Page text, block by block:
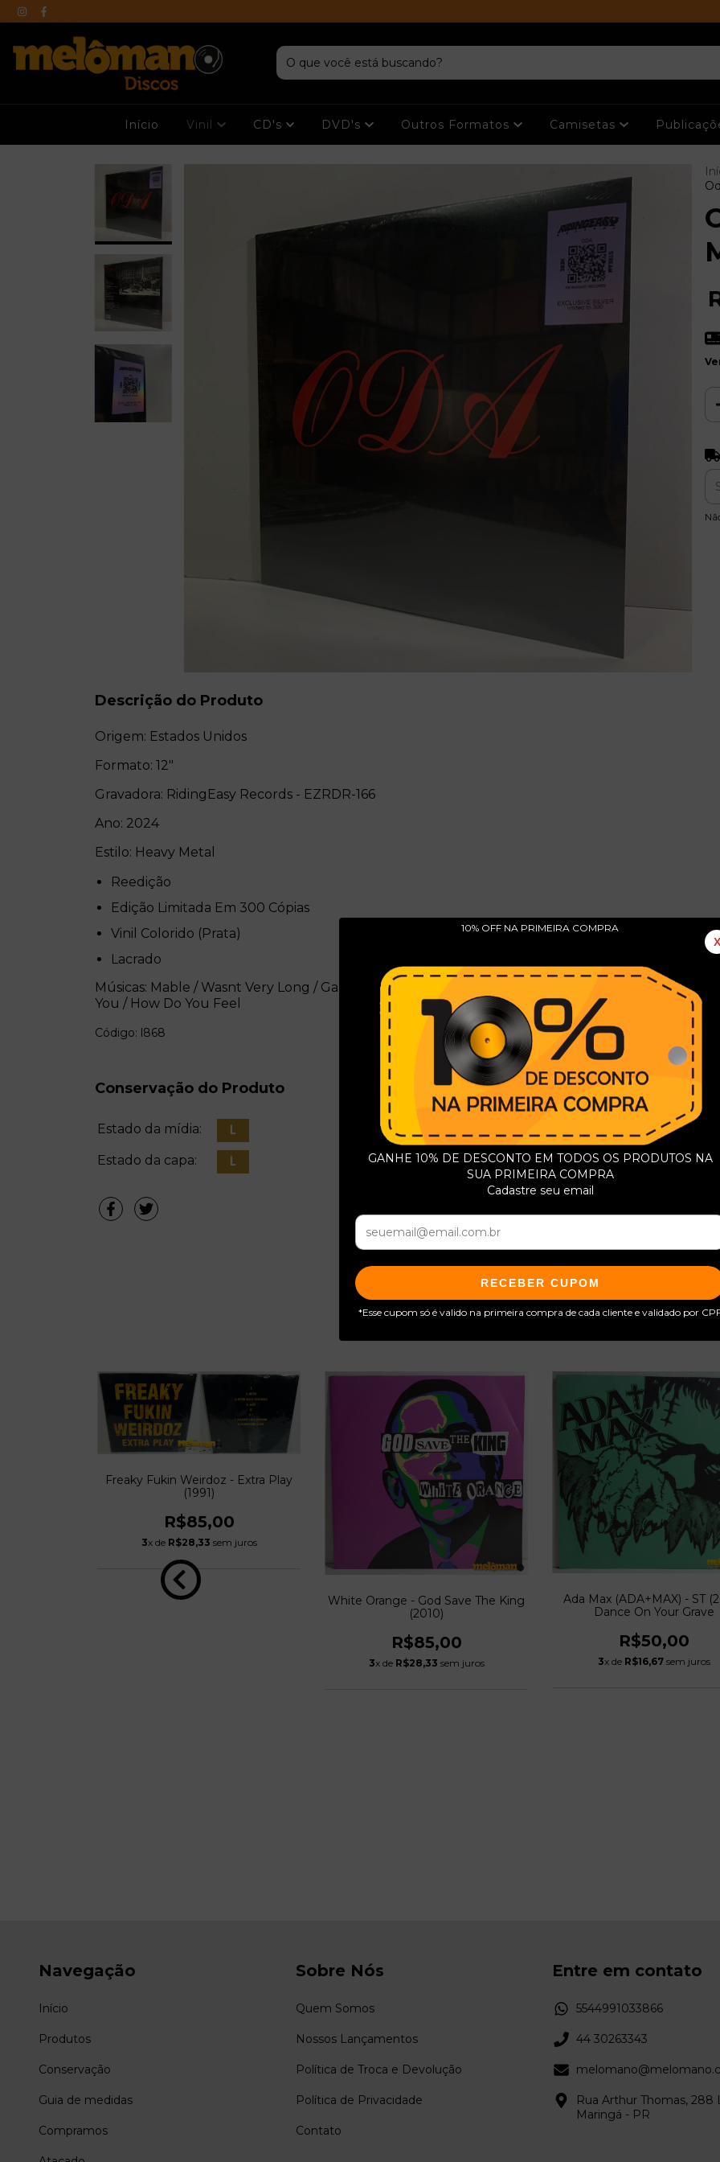
10% OFF NA PRIMEIRA COMPRA
X
GANHE 10% DE DESCONTO EM TODOS OS PRODUTOS NA
SUA PRIMEIRA COMPRA
Cadastre seu email
RECEBER CUPOM
*Esse cupom só é valido na primeira compra de cada cliente e validado por
Início Vinil CD's DVD's Outros Formatos Camisetas
Descrição do Produto
Origem: Estados Unidos
Formato: 12"
Gravadora: RidingEasy Records - EZRDR-166
Ano: 2024
Estilo: Heavy Metal
Reedição
Edição Limitada Em 300 Cópias
Vinil Colorido (Prata)
Lacrado
Músicas: Mable / Wasnt Very Long / Gabriel / Cheated / Give It Up / Chance / Thinkin About
You / How Do You Feel
Código: l868
Conservação do Produto
Estado da mídia:
Estado da capa:
Produtos relacionados
Freaky Fukin Weirdoz - Extra Play
(1991)
R$85,00
3x de R$28,33 sem juros
White Orange - God Save The King
(2010)
R$85,00
3x de R$28,33 sem juros
Ada Max (ADA+MAX) - ST
Dance On Your Grave
R$50,00
3x de R$16,67sem juros
Navegação
Início
Produtos
Conservação
Guia de medidas
Compramos
Sobre Nós
Quem Somos
Nossos Lançamentos
Política de Troca e Devolução
Política de Privacidade
Contato
Entre em contato
5544991033866
44 30263343
Rua Arthur Thomas, 288
Maringá - PR